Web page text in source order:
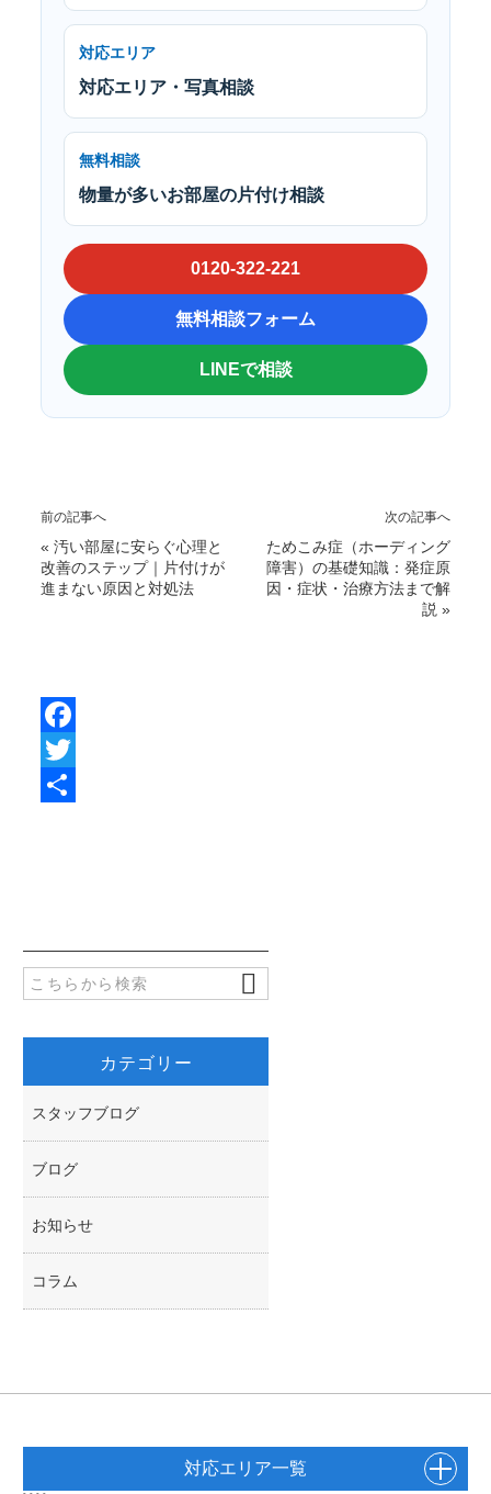
対応エリア
対応エリア・写真相談
無料相談
物量が多いお部屋の片付け相談
0120-322-221
無料相談フォーム
LINEで相談
前の記事へ
« 汚い部屋に安らぐ心理と
改善のステップ｜片付けが
進まない原因と対処法
次の記事へ
ためこみ症（ホーディング
障害）の基礎知識：発症原
因・症状・治療方法まで解
説 »
F
カテゴリー
スタッフブログ
ブログ
お知らせ
コラム
対応エリア一覧